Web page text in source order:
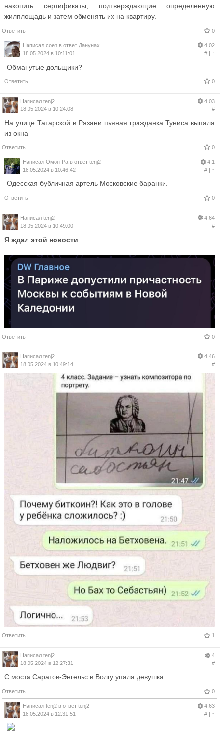
накопить сертификаты, подтверждающие определенную
жилплощадь и затем обменять их на квартиру.
Ответить 0
Написал coen в ответ Данунах
18.05.2024 в 10:11:01
4.02
#| ↑
Обманутые дольщики?
Ответить 0
Написал tenj2
18.05.2024 в 10:24:08
4.03
#
На улице Татарской в Рязани пьяная гражданка Туниса выпала
из окна
Ответить 0
Написал Омон-Ра в ответ tenj2
18.05.2024 в 10:46:42
4.1
#| ↑
Одесская бубличная артель Московские баранки.
Ответить 0
Написал tenj2
18.05.2024 в 10:49:00
4.64
#
Я ждал этой новости
Ответить 0
Написал tenj2
18.05.2024 в 10:49:14
4.46
#
Ответить 1
Написал tenj2
18.05.2024 в 12:27:31
4
#
С моста Саратов-Энгельс в Волгу упала девушка
Ответить 0
Написал tenj2 в ответ tenj2
18.05.2024 в 12:31:51
4.63
#| ↑